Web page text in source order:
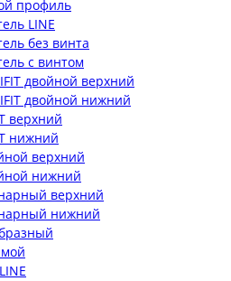
профиль
LINE
без винта
с винтом
двойной верхний
двойной нижний
верхний
нижний
верхний
нижний
верхний
нижний